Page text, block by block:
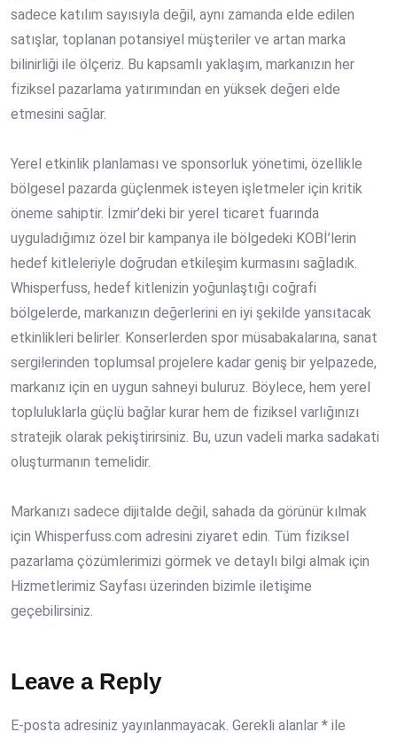
sadece katılım sayısıyla değil, aynı zamanda elde edilen
satışlar, toplanan potansiyel müşteriler ve artan marka
bilinirliği ile ölçeriz. Bu kapsamlı yaklaşım, markanızın her
fiziksel pazarlama yatırımından en yüksek değeri elde
etmesini sağlar.
Yerel etkinlik planlaması ve sponsorluk yönetimi, özellikle
bölgesel pazarda güçlenmek isteyen işletmeler için kritik
öneme sahiptir. İzmir’deki bir yerel ticaret fuarında
uyguladığımız özel bir kampanya ile bölgedeki KOBİ’lerin
hedef kitleleriyle doğrudan etkileşim kurmasını sağladık.
Whisperfuss, hedef kitlenizin yoğunlaştığı coğrafi
bölgelerde, markanızın değerlerini en iyi şekilde yansıtacak
etkinlikleri belirler. Konserlerden spor müsabakalarına, sanat
sergilerinden toplumsal projelere kadar geniş bir yelpazede,
markanız için en uygun sahneyi buluruz. Böylece, hem yerel
topluluklarla güçlü bağlar kurar hem de fiziksel varlığınızı
stratejik olarak pekiştirirsiniz. Bu, uzun vadeli marka sadakati
oluşturmanın temelidir.
Markanızı sadece dijitalde değil, sahada da görünür kılmak
için Whisperfuss.com adresini ziyaret edin. Tüm fiziksel
pazarlama çözümlerimizi görmek ve detaylı bilgi almak için
Hizmetlerimiz Sayfası üzerinden bizimle iletişime
geçebilirsiniz.
Leave a Reply
E-posta adresiniz yayınlanmayacak. Gerekli alanlar * ile